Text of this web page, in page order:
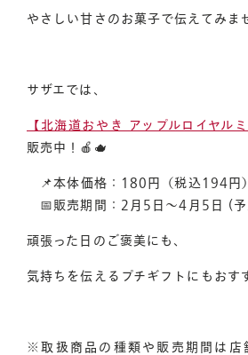
オンラインショップへ
お問い合わせ
やさしい甘さのお菓子で伝えてみま
サザエでは、
【北海道おやき アップルロイヤル
販売中！🍎🫖
📌本体価格 ：180円（税込194円
📅 販売期間：2月5日～4月5日 (予
頑張った日のご褒美にも、
気持ちを伝えるプチギフトにもおす
※取扱商品の種類や販売期間は店